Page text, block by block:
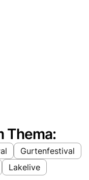
Thema:
Gurtenfestival
Lakelive